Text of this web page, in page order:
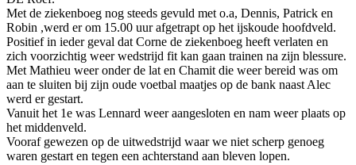
Met de ziekenboeg nog steeds gevuld met o.a, Dennis, Patrick en
Robin ,werd er om 15.00 uur afgetrapt op het ijskoude hoofdveld.
Positief in ieder geval dat Corne de ziekenboeg heeft verlaten en
zich voorzichtig weer wedstrijd fit kan gaan trainen na zijn blessure.
Met Mathieu weer onder de lat en Chamit die weer bereid was om
aan te sluiten bij zijn oude voetbal maatjes op de bank naast Alec
werd er gestart.
Vanuit het 1e was Lennard weer aangesloten en nam weer plaats op
het middenveld.
Vooraf gewezen op de uitwedstrijd waar we niet scherp genoeg
waren gestart en tegen een achterstand aan bleven lopen.